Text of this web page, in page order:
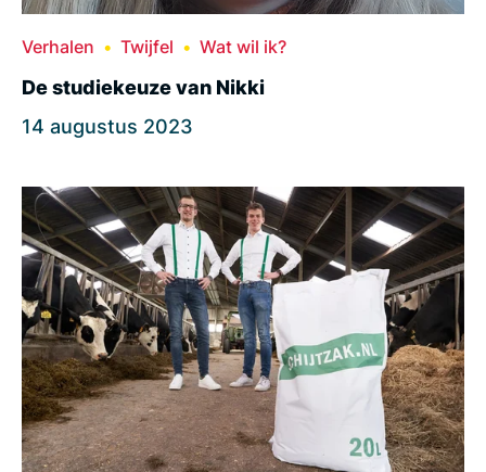
Verhalen Twijfel Wat wil ik?
De studiekeuze van Nikki
14 augustus 2023